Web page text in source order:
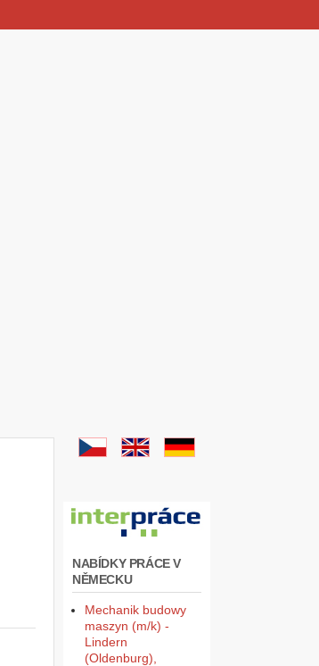
NABÍDKY PRÁCE V
NĚMECKU
Mechanik budowy
maszyn (m/k) -
Lindern
(Oldenburg),